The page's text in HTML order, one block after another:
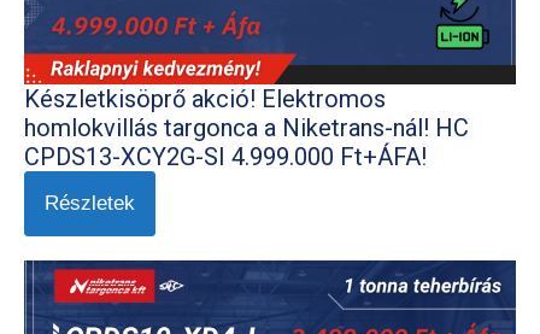
Készletkisöprő akció! Elektromos
homlokvillás targonca a Niketrans-nál! HC
CPDS13-XCY2G-SI 4.999.000 Ft+ÁFA!
Részletek